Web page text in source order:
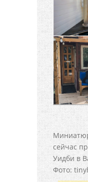
сейчас
Уидби в
Фото: